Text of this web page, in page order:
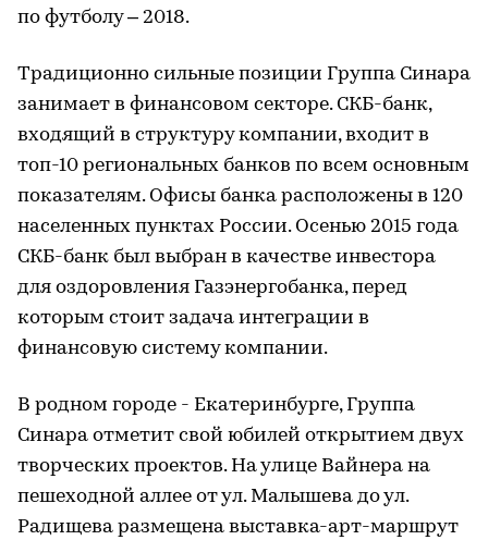
по футболу – 2018.
Традиционно сильные позиции Группа Синара
занимает в финансовом секторе. СКБ-банк,
входящий в структуру компании, входит в
топ-10 региональных банков по всем основным
показателям. Офисы банка расположены в 120
населенных пунктах России. Осенью 2015 года
СКБ-банк был выбран в качестве инвестора
для оздоровления Газэнергобанка, перед
которым стоит задача интеграции в
финансовую систему компании.
В родном городе - Екатеринбурге, Группа
Синара отметит свой юбилей открытием двух
творческих проектов. На улице Вайнера на
пешеходной аллее от ул. Малышева до ул.
Радищева размещена выставка-арт-маршрут